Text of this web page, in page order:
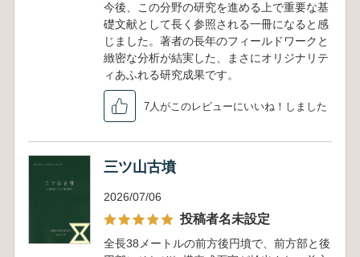
今後、この分野の研究を進める上で重要な基
礎文献として長く参照される一冊になると感
じました。著者の長年のフィールドワークと
緻密な分析が結実した、まさにオリジナリテ
ィあふれる研究成果です。
7人がこのレビューにいいね！しました
三ツ山古墳
2026/07/06
投稿者名未設定
全長38メートルの前方後円墳で、前方部と後